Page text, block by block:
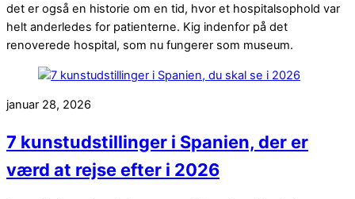
det er også en historie om en tid, hvor et hospitalsophold var
helt anderledes for patienterne. Kig indenfor på det
renoverede hospital, som nu fungerer som museum.
januar 28, 2026
7 kunstudstillinger i Spanien, der er
værd at rejse efter i 2026